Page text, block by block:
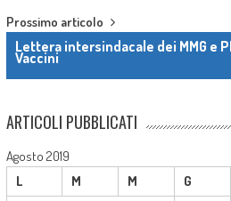
Prossimo articolo
Lettera intersindacale dei MMG e
Vaccini
ARTICOLI PUBBLICATI
Agosto 2019
L
M M G